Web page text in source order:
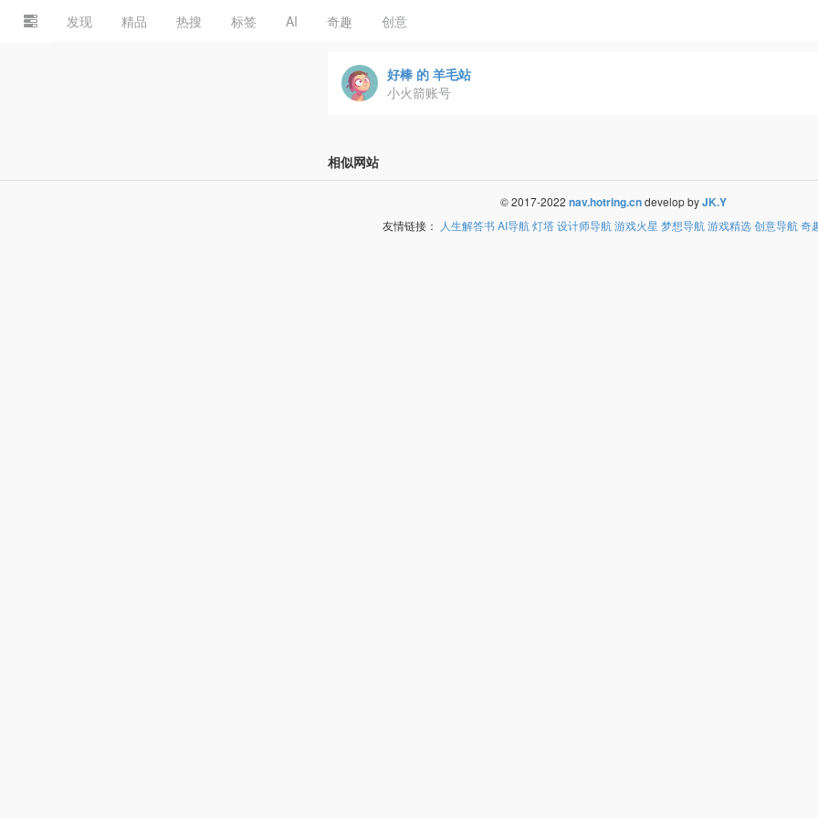
发现 精品 热搜 标签 AI 奇趣 创意
好棒 的 羊毛站
小火箭账号
相似网站
© 2017-2022 nav.hotring.cndevelop byJK.Y
友情链接： 人生解答书AI导航灯塔设计师导航游戏火星 梦想导航游戏精选创意导航奇